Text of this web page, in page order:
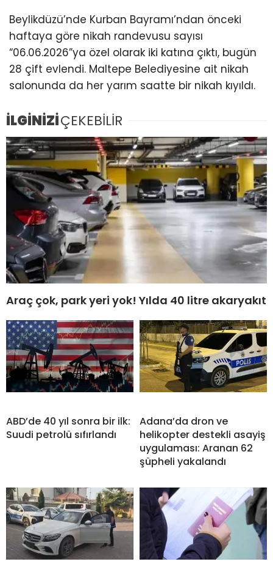
Beylikdüzü’nde Kurban Bayramı’ndan önceki
haftaya göre nikah randevusu sayısı
“06.06.2026”ya özel olarak iki katına çıktı, bugün
28 çift evlendi. Maltepe Belediyesine ait nikah
salonunda da her yarım saatte bir nikah kıyıldı.
İLGİNİZİÇEKEBİLİR
Araç çok, park yeri yok! Yılda 40 litre akaryakıt
ABD’de 40 yıl sonra bir ilk:
Suudi petrolü sıfırlandı
Adana’da dron ve
helikopter destekli asayiş
uygulaması: Aranan 62
şüpheli yakalandı